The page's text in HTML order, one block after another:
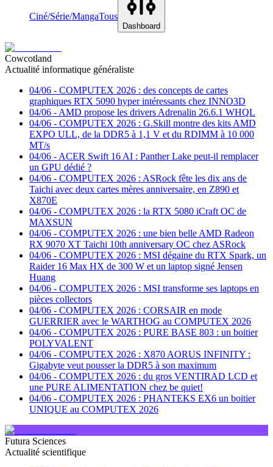
Ciné/Série/MangaTous
Dashboard
Cowcotland
Actualité informatique généraliste
04/06 - COMPUTEX 2026 : des concepts de cartes
graphiques RTX 5090 hyper intéressants chez INNO3D
04/06 - AMD propose les drivers Adrenalin 26.6.1 WHQL
04/06 - COMPUTEX 2026 : G.Skill montre des kits AMD
EXPO ULL, de la DDR5 à 1,1 V et du RDIMM à 10 000
MT/s
04/06 - ACER Swift 16 AI : Panther Lake peut-il remplacer
un GPU dédié ?
04/06 - COMPUTEX 2026 : ASRock fête les dix ans de
Taichi avec deux cartes mères anniversaire, en Z890 et
X870E
04/06 - COMPUTEX 2026 : la RTX 5080 iCraft OC de
MAXSUN
04/06 - COMPUTEX 2026 : une bien belle AMD Radeon
RX 9070 XT Taichi 10th anniversary OC chez ASRock
04/06 - COMPUTEX 2026 : MSI dégaine du RTX Spark, un
Raider 16 Max HX de 300 W et un laptop signé Jensen
Huang
04/06 - COMPUTEX 2026 : MSI transforme ses laptops en
pièces collectors
04/06 - COMPUTEX 2026 : CORSAIR en mode
GUERRIER avec le WARTHOG au COMPUTEX 2026
04/06 - COMPUTEX 2026 : PURE BASE 803 : un boitier
POLYVALENT
04/06 - COMPUTEX 2026 : X870 AORUS INFINITY :
Gigabyte veut pousser la DDR5 à son maximum
04/06 - COMPUTEX 2026 : du gros VENTIRAD LCD et
une PURE ALIMENTATION chez be quiet!
04/06 - COMPUTEX 2026 : PHANTEKS EX6 un boitier
UNIQUE au COMPUTEX 2026
Futura Sciences
Actualité scientifique